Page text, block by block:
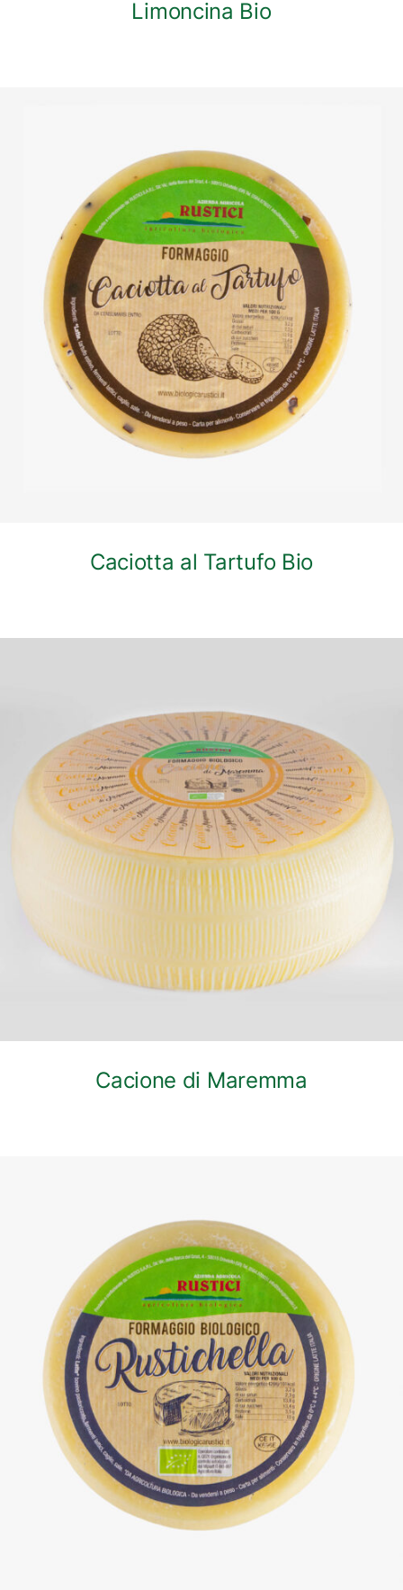
Limoncina Bio
Caciotta al Tartufo Bio
DETTAGLI
Cacione di Maremma
DETTAGLI